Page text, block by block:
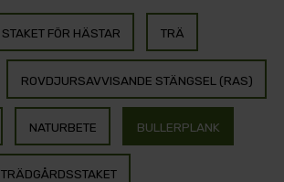
STAKET FÖR HÄSTAR TRÄ
ROVDJURSAVVISANDE STÄNGSEL (RAS)
NATURBETE BULLERPLANK
TRÄDGÅRDSSTAKET